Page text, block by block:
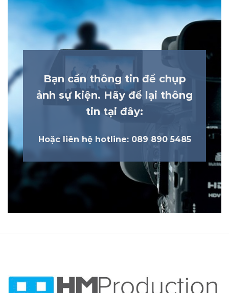
Bạn cần thông tin để chụp
ảnh sự kiện. Hãy để lại thông
tin tại đây:
Hoặc liên hệ hotline: 089 890 5485